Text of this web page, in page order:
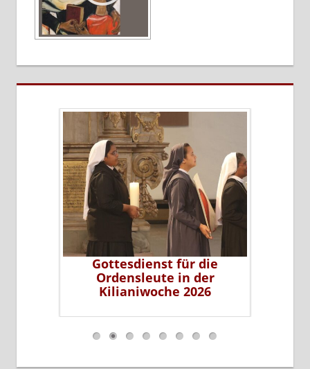
Gottesdienst für die
Ordensleute in der
Kilianiwoche 2026
…